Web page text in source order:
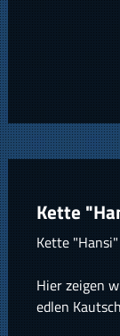
Kette
Kette "Hansi"
Hier zeigen
edlen